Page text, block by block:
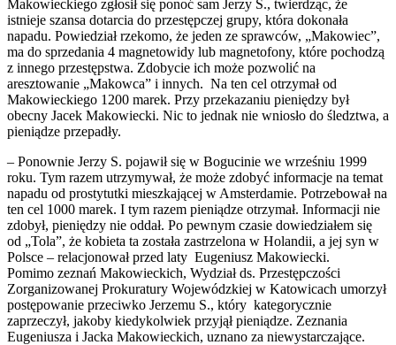
Makowieckiego zgłosił się ponoć sam Jerzy S., twierdząc, że
istnieje szansa dotarcia do przestępczej grupy, która dokonała
napadu. Powiedział rzekomo, że jeden ze sprawców, „Makowiec”,
ma do sprzedania 4 magnetowidy lub magnetofony, które pochodzą
z innego przestępstwa. Zdobycie ich może pozwolić na
aresztowanie „Makowca” i innych. Na ten cel otrzymał od
Makowieckiego 1200 marek. Przy przekazaniu pieniędzy był
obecny Jacek Makowiecki. Nic to jednak nie wniosło do śledztwa, a
pieniądze przepadły.
– Ponownie Jerzy S. pojawił się w Bogucinie we wrześniu 1999
roku. Tym razem utrzymywał, że może zdobyć informacje na temat
napadu od prostytutki mieszkającej w Amsterdamie. Potrzebował na
ten cel 1000 marek. I tym razem pieniądze otrzymał. Informacji nie
zdobył, pieniędzy nie oddał. Po pewnym czasie dowiedziałem się
od „Tola”, że kobieta ta została zastrzelona w Holandii, a jej syn w
Polsce – relacjonował przed laty Eugeniusz Makowiecki.
Pomimo zeznań Makowieckich, Wydział ds. Przestępczości
Zorganizowanej Prokuratury Wojewódzkiej w Katowicach umorzył
postępowanie przeciwko Jerzemu S., który kategorycznie
zaprzeczył, jakoby kiedykolwiek przyjął pieniądze. Zeznania
Eugeniusza i Jacka Makowieckich, uznano za niewystarczające.